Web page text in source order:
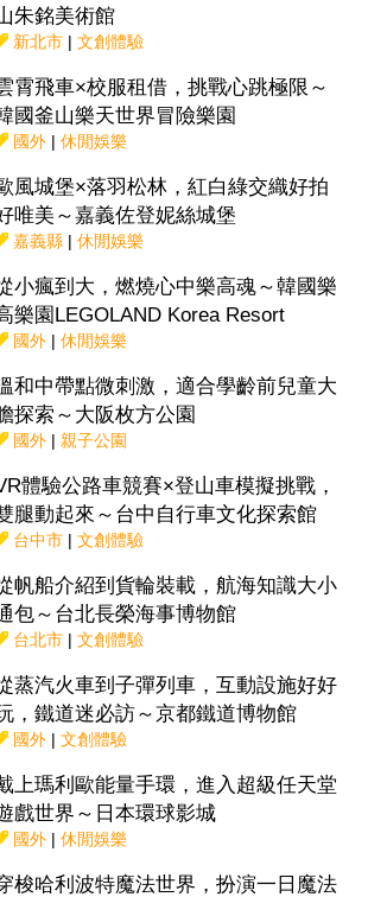
朱銘美術館
新北市| 文創體驗
霄飛車×校服租借，挑戰心跳極限～
國釜山樂天世界冒險樂園
國外| 休閒娛樂
風城堡×落羽松林，紅白綠交織好拍
唯美～嘉義佐登妮絲城堡
嘉義縣| 休閒娛樂
小瘋到大，燃燒心中樂高魂～韓國樂
樂園LEGOLAND Korea Resort
國外| 休閒娛樂
和中帶點微刺激，適合學齡前兒童大
探索～大阪枚方公園
國外| 親子公園
體驗公路車競賽×登山車模擬挑戰，
腿動起來～台中自行車文化探索館
台中市| 文創體驗
帆船介紹到貨輪裝載，航海知識大小
包～台北長榮海事博物館
台北市| 文創體驗
蒸汽火車到子彈列車，互動設施好好
，鐵道迷必訪～京都鐵道博物館
國外| 文創體驗
上瑪利歐能量手環，進入超級任天堂
戲世界～日本環球影城
國外| 休閒娛樂
梭哈利波特魔法世界，扮演一日魔法